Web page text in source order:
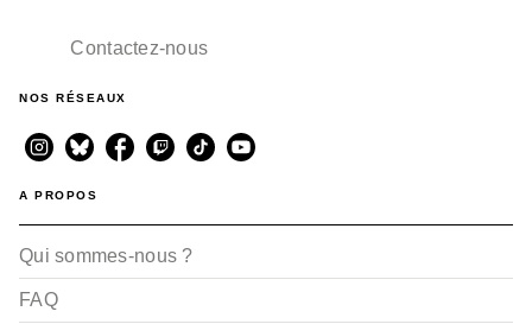
Contactez-nous
NOS RÉSEAUX
A PROPOS
Qui sommes-nous ?
FAQ